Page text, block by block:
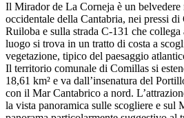
Il Mirador de La Corneja è un belvedere
occidentale della Cantabria, nei pressi
Ruiloba e sulla strada C-131 che
luogo si trova in un tratto di costa a
vegetazione, tipico del paesaggio
Il territorio comunale di Comillas si
18,61 km² e va dall’insenatura del
con il Mar Cantabrico a nord.
la vista panoramica sulle scogliere e sul